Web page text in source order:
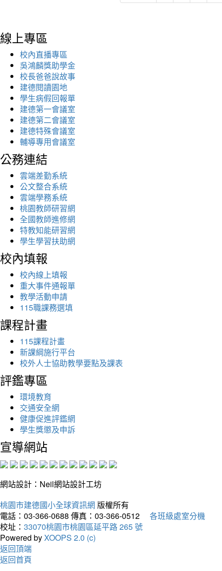
線上專區
校內直播專區
吳鴻麟獎助學金
校長爸爸說故事
建德閱讀園地
學生病假回報單
建德第一會議室
建德第二會議室
建德特殊會議室
輔導專用會議室
公務連結
雲端差勤系統
公文整合系統
雲端學務系統
桃園教師研習網
全國教師進修網
特教知能研習網
學生學習扶助網
校內填報
校內線上填報
重大事件通報單
教學活動申請
115職課務選填
課程計畫
115課程計畫
新課綱施行平台
校外人士協助教學要點及課表
評鑑專區
環境教育
交通安全網
健康促進評鑑網
學生獎懲及申訴
宣導網站
網站設計：Neil網站設計工坊
桃園市建德國小全球資訊網 版權所有
電話：03-366-0688 傳真：03-366-0512
各班級處室分機
校址： 33070桃園市桃園區延平路 265 號
Powered byXOOPS 2.0 (c)
返回頂端
返回首頁